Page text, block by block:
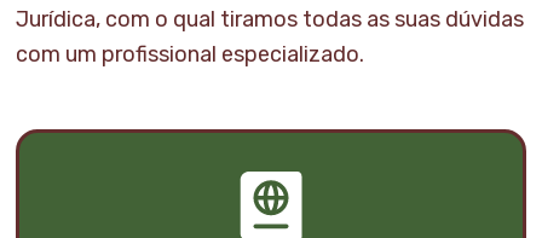
Jurídica, com o qual tiramos todas as suas dúvidas
com um profissional especializado.